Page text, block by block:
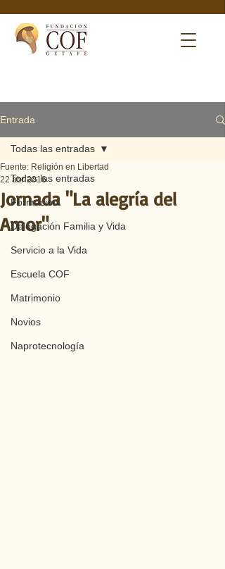
Entrada
Todas las entradas
Formación
Delegación Familia y Vida
Servicio a la Vida
Escuela COF
Matrimonio
Novios
Naprotecnología
Todas las entradas
Jornada "La alegría del
Amor"
Fuente: Religión en Libertad
22 abr 2016